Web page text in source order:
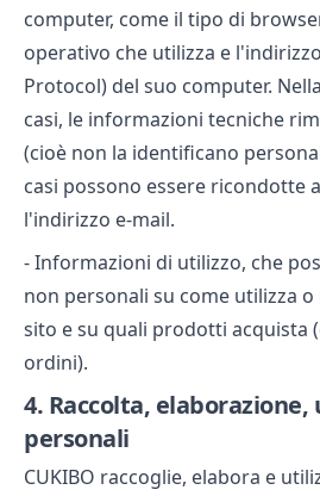
computer, come il tipo di
operativo che utilizza e
Protocol) del suo computer.
casi, le informazioni tecniche
(cioè non la identificano
casi possono essere ricondotte
l'indirizzo e-mail.
- Informazioni di utilizzo, che
non personali su come utilizza
sito e su quali prodotti acquista
ordini).
4. Raccolta,
personali
CUKIBO raccoglie, elabora e